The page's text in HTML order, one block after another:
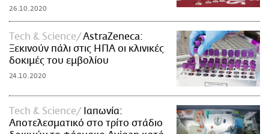
26.10.2020
Τech & Science
AstraZeneca:
Ξεκινούν πάλι στις ΗΠΑ οι κλινικές
δοκιμές του εμβολίου
24.10.2020
Τech & Science
Ιαπωνία:
Αποτελεσματικό στο τρίτο στάδιο